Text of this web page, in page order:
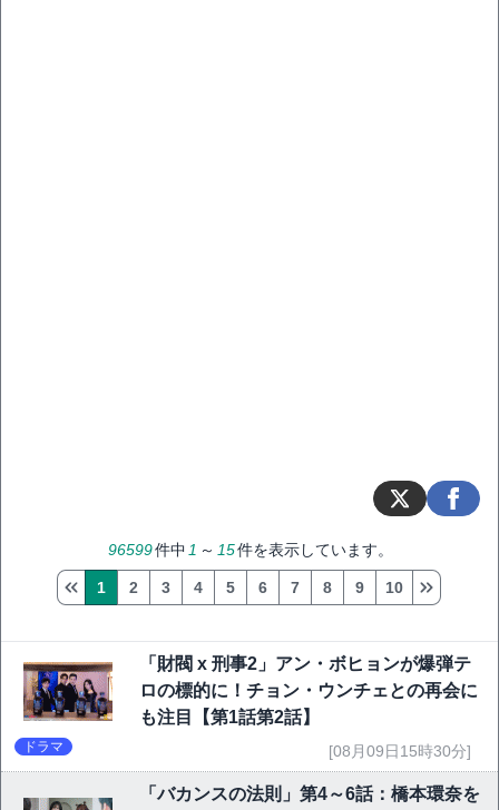
96599件中 1 ～ 15件を表示しています。
1 2 3 4 5 6 7 8 9 10
「財閥 x 刑事2」アン・ボヒョンが爆弾テ
ロの標的に！チョン・ウンチェとの再会に
も注目【第1話第2話】
ドラマ [08月09日15時30分]
「バカンスの法則」第4～6話：橋本環奈を